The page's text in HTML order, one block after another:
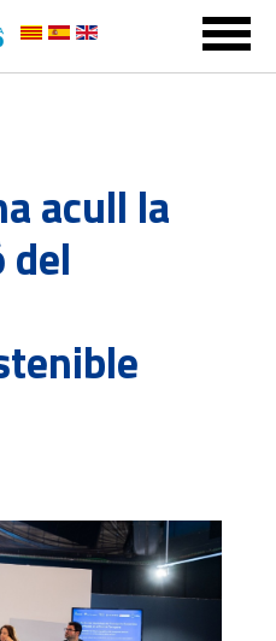
acull la
del